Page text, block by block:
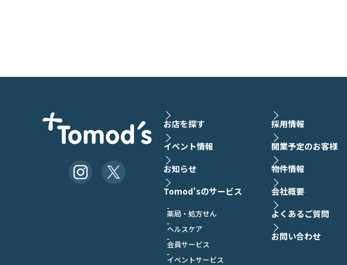
お店を探す
イベント情報
お知らせ
Tomod’sのサービス
薬局・処方せん
ヘルスケア
会員サービス
イベントサービス
採用情報
開業予定のお客様
物件情報
会社概要
よくあるご質問
お問い合わせ